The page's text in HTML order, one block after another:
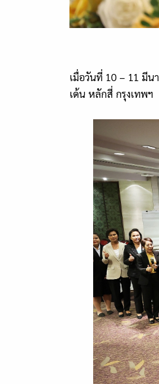
เมื่อวันที่ 10 – 11 มีน
เด้น หลักสี่ กรุงเทพฯ